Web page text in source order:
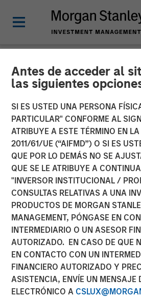
Antes de acceder al
las siguientes
SI ES USTED UNA PERSONA
PARTICULAR" CONFORME AL
ATRIBUYE A ESTE TÉRMINO EN
2011/61/UE (“AIFMD”) O SI ES
QUE POR LO DEMÁS NO SE
QUE SE LE ATRIBUYE A
"INVERSOR INSTITUCIONAL /
CONSULTAS RELATIVAS A UNA
PRODUCTOS DE MORGAN
MANAGEMENT, PÓNGASE EN
INTERMEDIARIO O UN ASESOR
AUTORIZADO. EN CASO DE QUE
EN CONTACTO CON UN
FINANCIERO AUTORIZADO Y
ASISTENCIA, ENVÍE UN MENSAJE
ELECTRÓNICO A
PRIVATE MARKETS PERSPECTIVES
Private Markets
Perspectives Q3
03 SEPTIEMBRE 2025